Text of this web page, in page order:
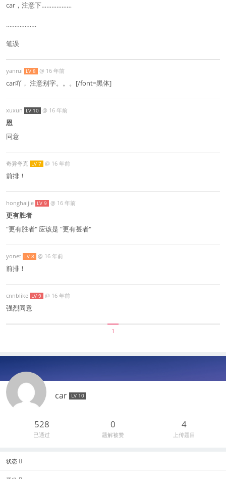
car，注意下………………
………………
笔误
yanrui LV 8 @ 16 年前
car吖， 注意别字。。。[/font=黑体]
xuxun LV 10 @ 16 年前
恩
同意
奇异夸克 LV 7 @ 16 年前
前排！
honghaijie LV 9 @ 16 年前
更有胜者
"更有胜者" 应该是 "更有甚者"
yonet LV 8 @ 16 年前
前排！
cnnblike LV 9 @ 16 年前
强烈同意
1
car LV 10
528
已通过
0
题解被赞
4
上传题目
状态